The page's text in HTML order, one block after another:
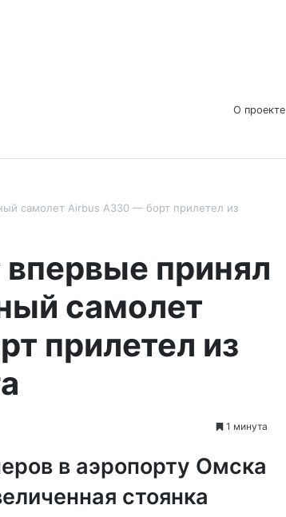
О проекте
самолет Airbus A330 — борт прилетел из
принял
самолет
прилетел из
1 минута
в аэропорту Омска
стоянка